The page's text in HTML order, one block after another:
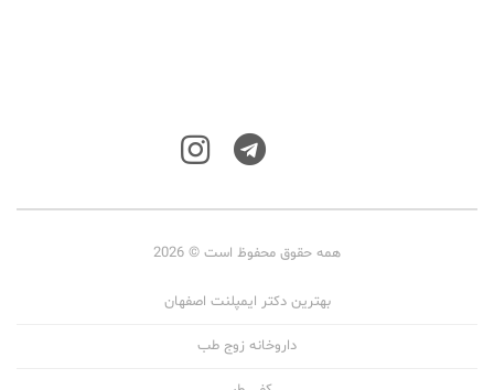
همه حقوق محفوظ است © 2026
بهترین دکتر ایمپلنت اصفهان
داروخانه زوج طب